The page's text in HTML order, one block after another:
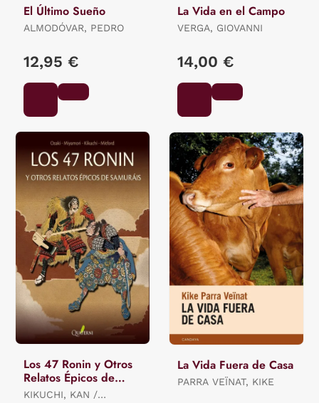
El Último Sueño
ALMODÓVAR, PEDRO
12,95 €
La Vida en el Campo
VERGA, GIOVANNI
14,00 €
Los 47 Ronin y Otros
Relatos Épicos de
Samuráis
KIKUCHI, KAN /
La Vida Fuera de Casa
PARRA VEÏNAT, KIKE